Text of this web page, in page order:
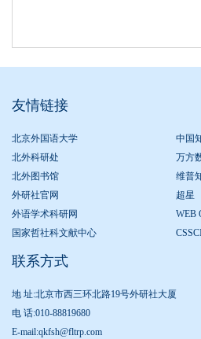
友情链接
北京外国语大学
中国
北外科研处
万方
北外图书馆
维普
外研社官网
超星
外语学术科研网
WEB
国家哲社科文献中心
联系方式
地 址:北京市西三环北路19号外研社大厦
电 话:010-88819680
E-mail:qkfsh@fltrp.com